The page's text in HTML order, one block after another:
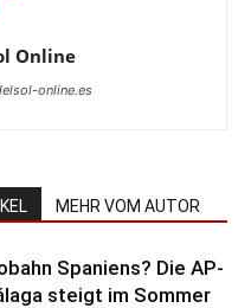
Online
online.es
MEHR VOM AUTOR
Spaniens? Die AP-
steigt im Sommer